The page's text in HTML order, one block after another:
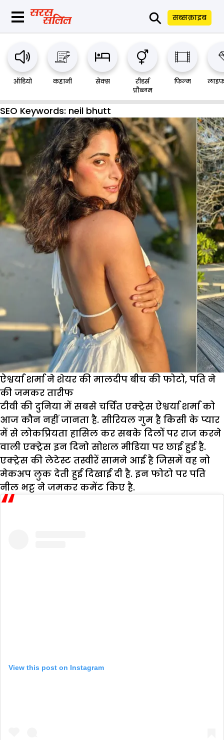
⚲ सब्सक्राइब
ऑडियो कहानी सेक्स
रीडर्स
प्रौब्लम
फिल्म
SEO Keywords: neil bhutt
ऐश्वर्या शर्मा ने शेयर की मालदीप बीच की फोटो, पति ने
की जमकर तारीफ
टीवी की दुनिया में सबसे चर्चित एक्ट्रेस ऐश्वर्या शर्मा को
आज कौन नहीं जानता है. सीरियल गुम है किसी के प्यार
में से लोकप्रियता हासिल कर सबके दिलों पर राज करने
वाली एक्ट्रेस इन दिनो सोशल मीडिया पर छाई हुई है.
एक्ट्रेस की लेटेस्ट तस्वीरें सामने आई है जिसमें वह नो
मेकअप लुक देती हुई दिखाई दी है. इन फोटो पर पति
नील भट्ट ने जमकर कमेंट किए है.
View this post on Instagram